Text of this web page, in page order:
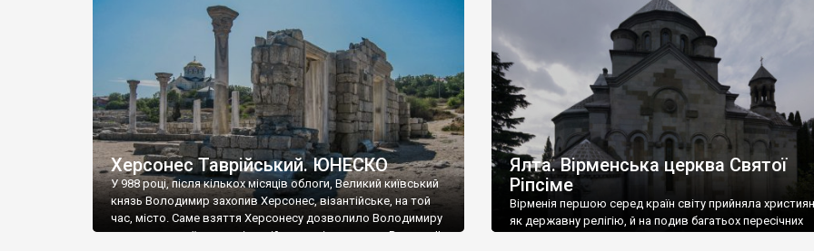
візантійської доби. Раритети викрадені з фондів об’єкту
культурної спадщини ЮНЕСКО «Херсонеса Таврійського».
Офіційно – на виставку «Золото Візантії», але експерти та
влада в Україні вважають це лише […]
називаються «повстяками» (postaki)…” “Вино. Крим
виробляє відмінне вино і його вдосталь: воно все
легке біле і дуже […]
Херсонес Таврійський. ЮНЕСКО
У 988 році, після кількох місяців облоги, Великий київський
князь Володимир захопив Херсонес, візантійське, на той
час, місто. Саме взяття Херсонесу дозволило Володимиру
диктувати свої умови візантійському імператору Василю ІІ,
Ялта. Вірменська церква Святої
Ріпсіме
Вірменія першою серед країн світу прийняла
як державну релігію, й на подив багатьох пересічних